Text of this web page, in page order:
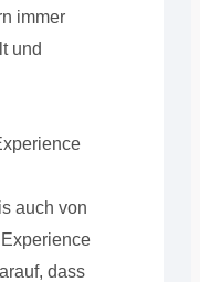
immer
und
auch von
dass